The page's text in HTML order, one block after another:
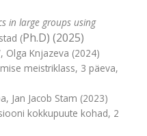
in large groups using
(Ph.D)(2025)
Olga Knjazeva (2024)
meistriklass, 3 päeva,
Jan Jacob Stam (2023)
kokkupuute kohad, 2